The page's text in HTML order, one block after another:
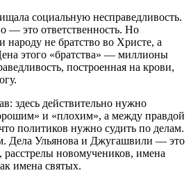
социальную несправедливость.
— это ответственность. Но
не братство во Христе, а
этого «братства» — миллионы
построенная на крови,
здесь действительно нужно
и «плохим», а между правдой
политиков нужно судить по делам.
Дела Ульянова и Джугашвили — это
новомучеников, имена
имена святых.